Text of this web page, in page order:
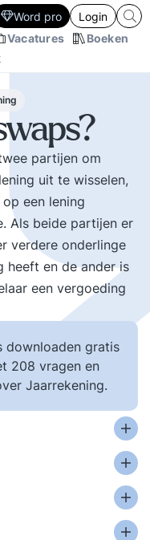
Vacatures
Boeken
Word pro Login
partijen om
uit te wisselen,
een lening
Als beide partijen er
verdere onderlinge
heeft en de ander is
een vergoeding
downloaden gratis
208 vragen en
Jaarrekening.